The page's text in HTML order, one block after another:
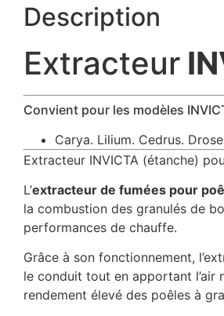
Description
Extracteur
Convient pour les modèles
Carya. Lilium. Cedrus.
Extracteur INVICTA (étanche)
L’extracteur de fumées pour
la combustion des granulés de
performances de chauffe.
Grâce à son fonctionnement,
le conduit tout en apportant l’air
rendement élevé des poêles à